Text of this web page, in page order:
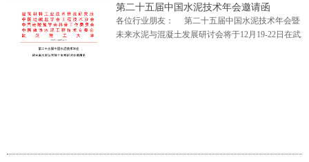
第二十五届中国水泥技术年会邀请函
各位行业朋友： 第二十五届中国水泥技术年会暨
未来水泥与混凝土发展研讨会将于12月19-22日在武